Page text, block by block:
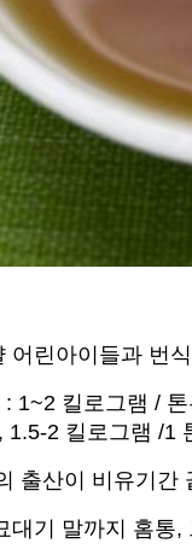
어린아이들과 번
1~2 킬로그램 /
1.5-2 킬로그램 /1
출산이 비유기간
대기 말까지 홈통